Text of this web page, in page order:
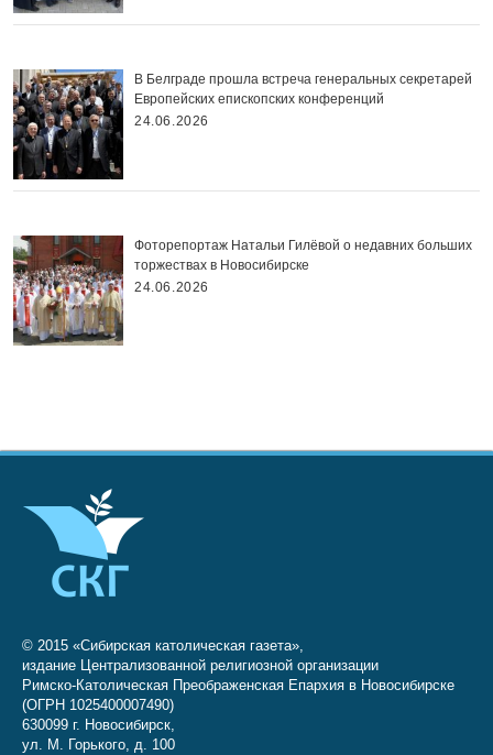
В Белграде прошла встреча генеральных секретарей
Европейских епископских конференций
24.06.2026
Фоторепортаж Натальи Гилёвой о недавних больших
торжествах в Новосибирске
24.06.2026
© 2015 «Сибирская католическая газета»,
издание Централизованной религиозной организации
Римско-Католическая Преображенская Епархия в Новосибирске
(ОГРН 1025400007490)
630099 г. Новосибирск,
ул. М. Горького, д. 100